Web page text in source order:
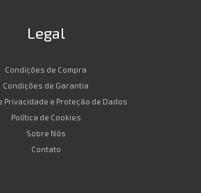
Legal
Condições de Compra
Condições de Garantia
Privacidade e Proteção de Dados
Política de Cookies
Sobre Nós
Contato